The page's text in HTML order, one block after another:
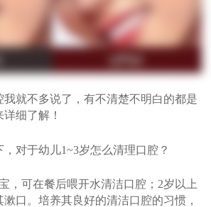
就不多说了，有不清楚不明白的都是
细了解！
于幼儿1~3岁怎么清理口腔？
可在餐后喂开水清洁口腔；2岁以上
口。培养其良好的清洁口腔的习惯，